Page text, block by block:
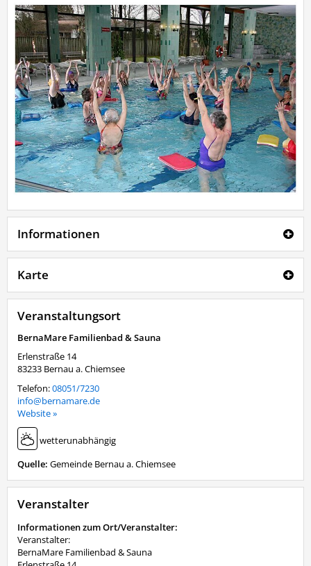
Informationen
Karte
Veranstaltungsort
BernaMare Familienbad & Sauna
Erlenstraße 14
83233 Bernau a. Chiemsee
Telefon:08051/7230
info@bernamare.de
Website »
wetterunabhängig
Quelle: Gemeinde Bernau a. Chiemsee
Veranstalter
Informationen zum Ort/Veranstalter:
Veranstalter:
BernaMare Familienbad & Sauna